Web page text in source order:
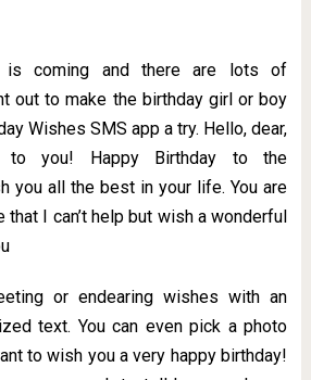
is coming and there are lots of
out to make the birthday girl or boy
Wishes SMS app a try. Hello, dear,
to you! Happy Birthday to the
you all the best in your life. You are
I can’t help but wish a wonderful
or endearing wishes with an
text. You can even pick a photo
to wish you a very happy birthday!